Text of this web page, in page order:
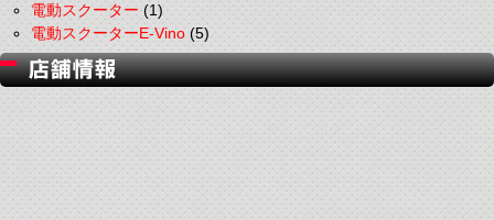
電動スクーター(1)
電動スクーターE-Vino(5)